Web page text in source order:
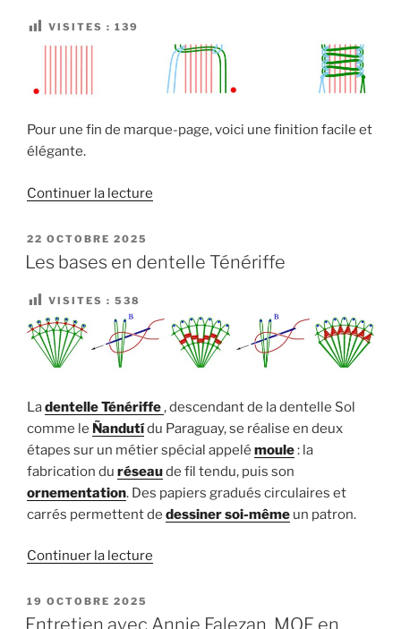
ganse
Princesse »
VISITES : 139
Pour une fin de marque-page, voici une finition facile et
élégante.
Continuer la lecture
macramé »
PUBLIÉ
LE
22 OCTOBRE 2025
Les bases en dentelle Ténériffe
VISITES : 538
Ladentelle Ténériffe, descendant de la dentelle Sol
comme le Ñandutídu Paraguay, se réalise en deux
étapes sur un métier spécial appelé moule: la
fabrication du réseaude fil tendu, puis son
ornementation. Des papiers gradués circulaires et
carrés permettent de dessiner soi-même un patron.
Continuer la lecture
en
PUBLIÉ
LE
19 OCTOBRE 2025
Entretien avec Annie Falezan, MOF en